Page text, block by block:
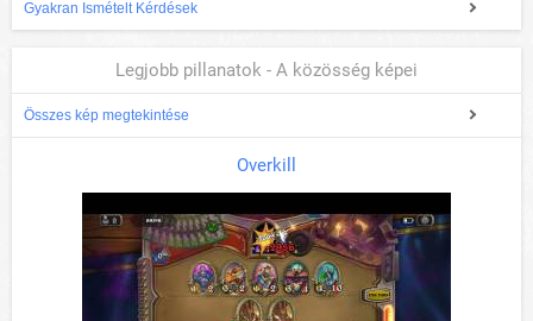
Gyakran Ismételt Kérdések
Legjobb pillanatok - A közösség képei
Összes kép megtekintése
Overkill